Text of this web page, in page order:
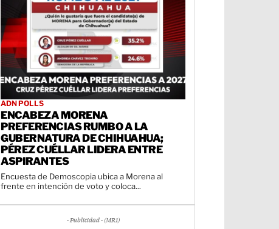
ADN POLLS
ENCABEZA MORENA
PREFERENCIAS RUMBO A LA
GUBERNATURA DE CHIHUAHUA;
PÉREZ CUÉLLAR LIDERA ENTRE
ASPIRANTES
Encuesta de Demoscopia ubica a Morena al
frente en intención de voto y coloca...
- Publicidad - (MR1)